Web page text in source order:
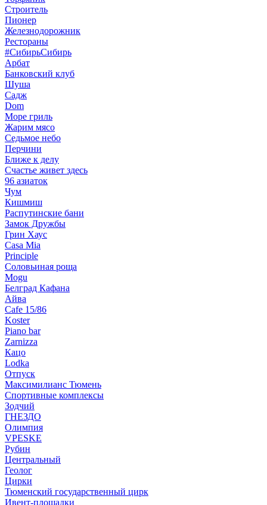
Строитель
Пионер
Железнодорожник
Рестораны
#СибирьСибирь
Арбат
Банковский клуб
Шуша
Садж
Dom
Море гриль
Жарим мясо
Седьмое небо
Перчини
Ближе к делу
Счастье живет здесь
96 азиаток
Чум
Кишмиш
Распутинские бани
Замок Дружбы
Грин Хаус
Casa Mia
Principle
Соловьиная роща
Mogu
Белград Кафана
Айва
Cafe 15/86
Koster
Piano bar
Zarnizza
Кацо
Lodka
Отпуск
Максимилианс Тюмень
Спортивные комплексы
Зодчий
ГНЕЗДО
Олимпия
VPESKE
Рубин
Центральный
Геолог
Цирки
Тюменский государственный цирк
Ивент-площадки